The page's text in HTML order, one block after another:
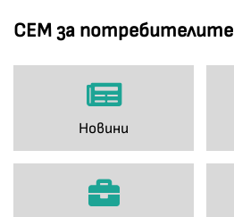
СЕМ за потребителите
Новини